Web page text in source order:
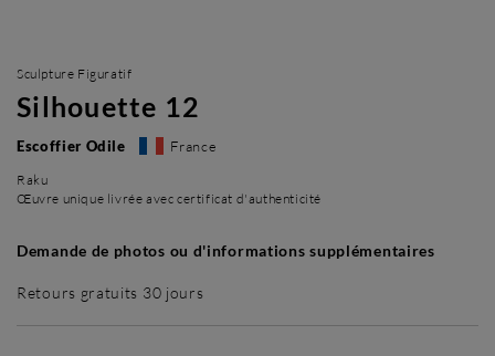
Sculpture Figuratif
Silhouette 12
Escoffier Odile France
Raku
Œuvre unique livrée avec certificat d'authenticité
Demande de photos ou d'informations supplémentaires
Retours gratuits 30 jours